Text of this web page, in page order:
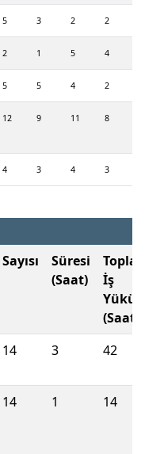
5 3 2 2
2 1 5 4
5 5 4 2
12 9 11 8
4 3 4 3
Sayısı
Süresi
(Saat)
Toplam
İş
Yükü
(Saat)
14 3 42
14 1 14